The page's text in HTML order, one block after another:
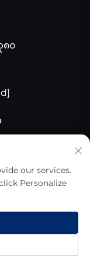
၈၀
နား
New Materials
our services.
Personalize